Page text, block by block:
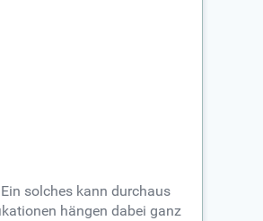
solches kann durchaus
hängen dabei ganz